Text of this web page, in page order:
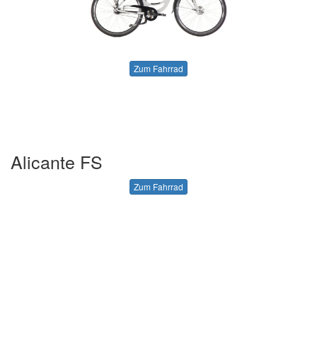
Zum Fahrrad
Alicante FS
Zum Fahrrad